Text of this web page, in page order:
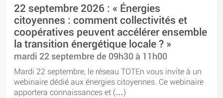
22 septembre 2026 : « Énergies
citoyennes : comment collectivités et
coopératives peuvent accélérer ensemble
la transition énergétique locale ? »
mardi 22 septembre de 09h30 à 11h00
Mardi 22 septembre, le réseau TOTEn vous invite à un
webinaire dédié aux énergies citoyennes. Ce webinaire
apportera connaissances et (…)